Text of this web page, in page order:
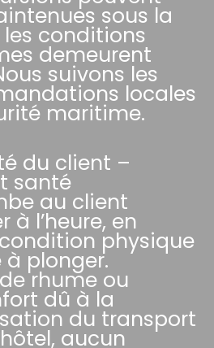
sous la
les conditions
demeurent
suivons les
locales
maritime.
du client –
santé
au client
à l’heure, en
physique
plonger.
rhume ou
dû à la
du transport
aucun